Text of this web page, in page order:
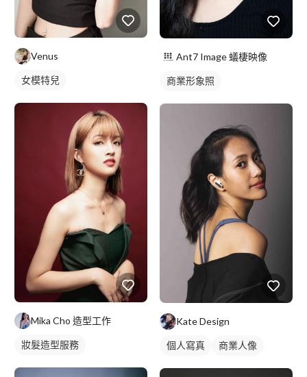
Venus
女模特兒
Mika Cho 造型工作
妝髮造型服務
Ant7 Image 蟻棲映像
商業形象照
Kate Design
個人寫真 商業人像